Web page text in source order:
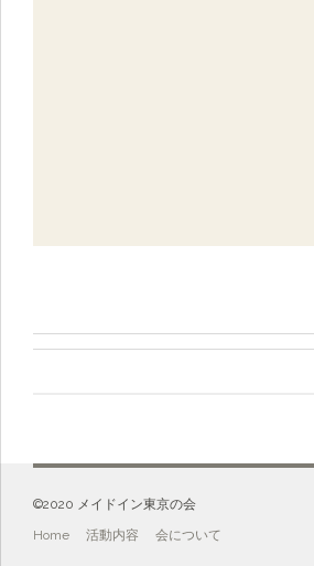
©️2020 メイドイン東京の会
Home 活動内容 会について